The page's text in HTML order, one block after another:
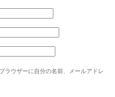
ラウザーに自分の名前、メールアドレ